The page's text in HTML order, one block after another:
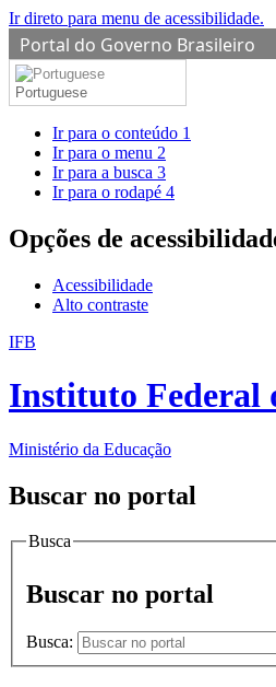
Ir direto para menu de acessibilidade.
Portal do Governo Brasileiro
Portuguese
Ir para o conteúdo 1
Ir para o menu 2
Ir para a busca 3
Ir para o rodapé 4
Opções de
Acessibilidade
Alto contraste
IFB
Instituto Federal
Ministério da Educação
Buscar no portal
Busca
Buscar no portal
Busca: